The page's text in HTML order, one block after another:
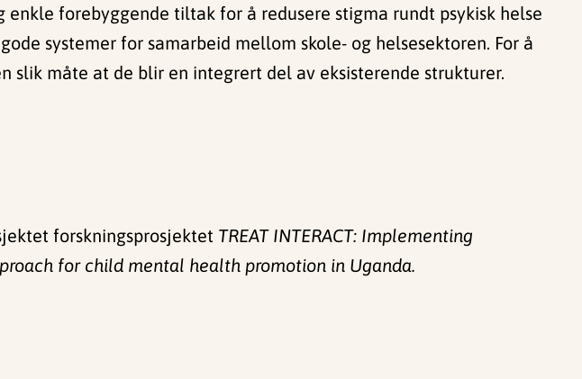
forebyggende tiltak for å redusere stigma rundt psykisk helse
systemer for samarbeid mellom skole- og helsesektoren. For å
slik måte at de blir en integrert del av eksisterende strukturer.
forskningsprosjektet TREAT INTERACT: Implementing
for child mental health promotion in Uganda.